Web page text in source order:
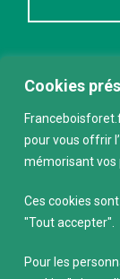
Cookies
pour vous offrir
mémorisant vos
Ces cookies
"Tout accepter".
Pour les